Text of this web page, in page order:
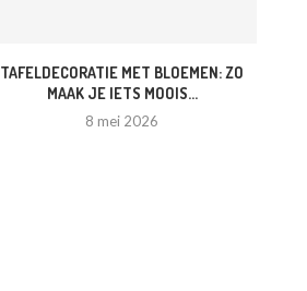
TAFELDECORATIE MET BLOEMEN: ZO
MAAK JE IETS MOOIS...
8 mei 2026